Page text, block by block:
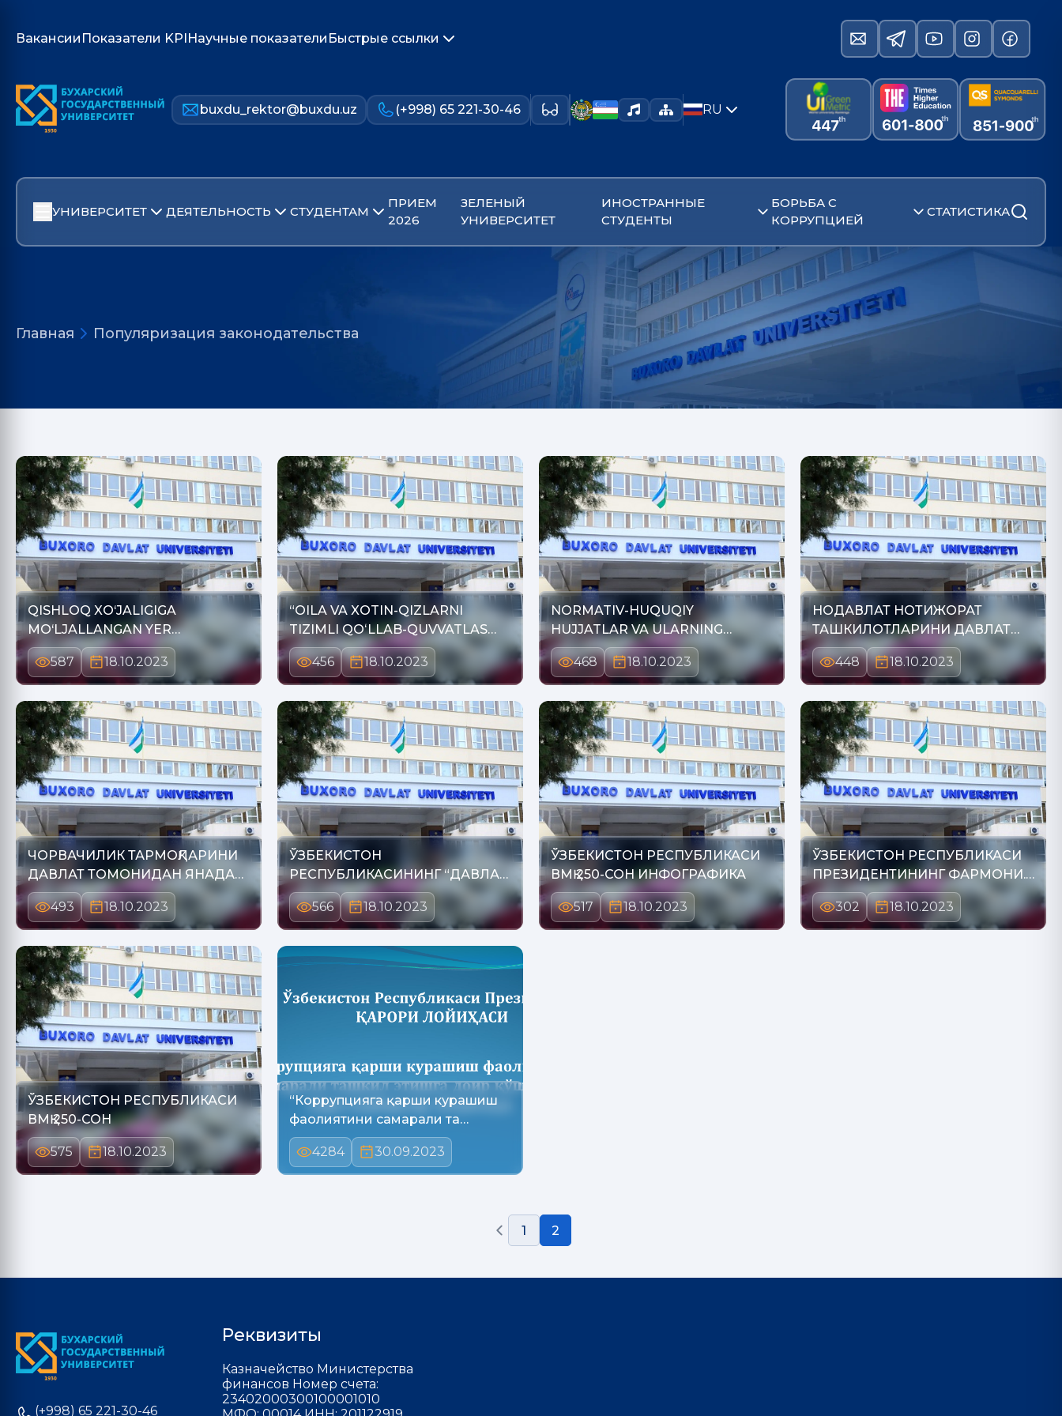
Вакансии Показатели KPIНаучные показатели Быстрые ссылки
buxdu_rektor@buxdu.uz (+998) 65 221-30-46 RU
УНИВЕРСИТЕТ ДЕЯТЕЛЬНОСТЬ СТУДЕНТАМ
ПРИЕМ
2026
ЗЕЛЕНЫЙ
УНИВЕРСИТЕТ
ИНОСТРАННЫЕ
СТУДЕНТЫ
БОРЬБА С
КОРРУПЦИЕЙ
СТАТИСТИКА
Главная Популяризация законодательства
QISHLOQ XO‘JALIGIGA
MO‘LJALLANGAN YER
UCHASTKALAR…
587
18.10.2023
“OILA VA XOTIN-QIZLARNI
TIZIMLI QOʻLLAB-QUVVATLAS…
456 18.10.2023
NORMATIV-HUQUQIY
HUJJATLAR VA ULARNING
LOYIHALARI…
468
18.10.2023
НОДАВЛАТ НОТИЖОРАТ
ТАШКИЛОТЛАРИНИ ДАВЛАТ
ТОМОНИДА…
448
18.10.2023
ЧОРВАЧИЛИК ТАРМОҚЛАРИНИ
ДАВЛАТ ТОМОНИДАН ЯНАДА
ҚЎ…
493
18.10.2023
ЎЗБЕКИСТОН
РЕСПУБЛИКАСИНИНГ “ДАВЛАТ
ХАРИДЛАРИ ТЎҒ…
566
18.10.2023
ЎЗБЕКИСТОН РЕСПУБЛИКАСИ
ВМҚ 250-СОН ИНФОГРАФИКА
517 18.10.2023
ЎЗБЕКИСТОН РЕСПУБЛИКАСИ
ПРЕЗИДЕНТИНИНГ ФАРМОНИ.
С…
302
18.10.2023
ЎЗБЕКИСТОН РЕСПУБЛИКАСИ
ВМҚ 250-СОН
575 18.10.2023
“Коррупцияга қарши курашиш
фаолиятини самарали та…
4284 30.09.2023
1 2
(+998) 65 221-30-46
Реквизиты
Казначейство Министерства
финансов Номер счета:
23402000300100001010